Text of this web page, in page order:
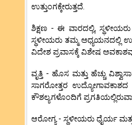
ಉತ್ತುಂಗಕ್ಕೇರುತ್ತದೆ.
ಶಿಕ್ಷಣ - ಈ ವಾರದಲ್ಲಿ,
ಸ್ಥಳೀಯರು ತಮ್ಮ ಅಧ್ಯಯನದಲ್ಲಿ
ವಿದೇಶ ಪ್ರವಾಸಕ್ಕೆ ವಿಶೇಷ
ವೃತ್ತಿ - ಹೊಸ ಮತ್ತು ಹೆಚ್ಚು
ಸಾಗರೋತ್ತರ ಉದ್ಯೋಗಾವಕಾಶದ
ಕೌಶಲ್ಯಗಳೊಂದಿಗೆ
ಆರೋಗ್ಯ - ಸ್ಥಳೀಯರು ಧೈರ್ಯ